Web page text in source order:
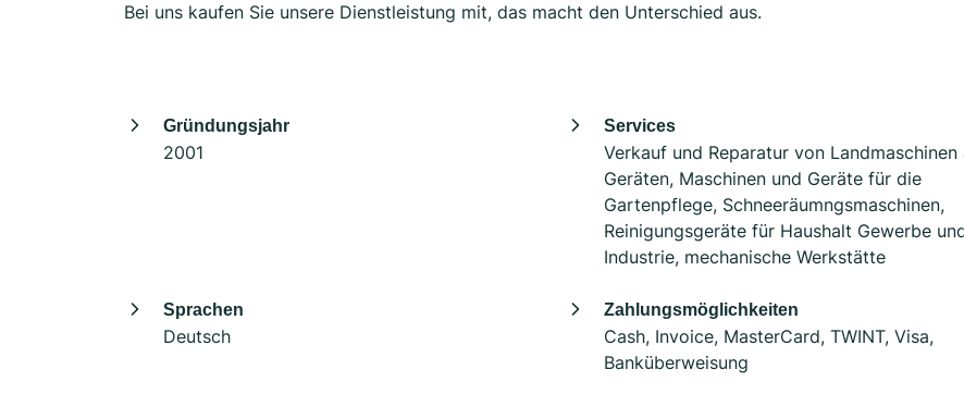
Bei uns kaufen Sie unsere Dienstleistung mit, das macht den Unterschied aus.
Gründungsjahr
2001
Services
Verkauf und Reparatur von Landmaschinen
Geräten, Maschinen und Geräte für die
Gartenpflege, Schneeräumngsmaschinen,
Reinigungsgeräte für Haushalt Gewerbe
Industrie, mechanische Werkstätte
Sprachen
Deutsch
Zahlungsmöglichkeiten
Cash, Invoice, MasterCard, TWINT, Visa,
Banküberweisung